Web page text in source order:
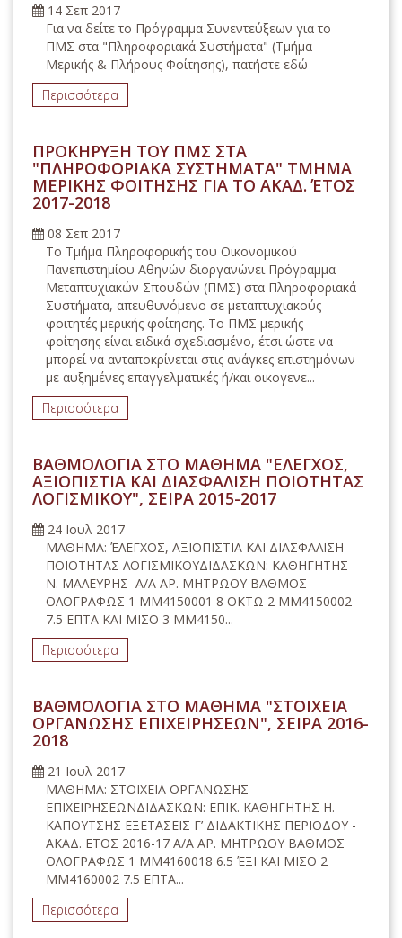
14 Σεπ 2017
Για να δείτε το Πρόγραμμα Συνεντεύξεων για το
ΠΜΣ στα "Πληροφοριακά Συστήματα" (Τμήμα
Μερικής & Πλήρους Φοίτησης), πατήστε εδώ
Περισσότερα
ΠΡΟΚΗΡΥΞΗ ΤΟΥ ΠΜΣ ΣΤΑ
"ΠΛΗΡΟΦΟΡΙΑΚΑ ΣΥΣΤΗΜΑΤΑ" ΤΜΗΜΑ
ΜΕΡΙΚΗΣ ΦΟΙΤΗΣΗΣ ΓΙΑ ΤΟ ΑΚΑΔ. ΈΤΟΣ
2017-2018
08 Σεπ 2017
Το Τμήμα Πληροφορικής του Οικονομικού
Πανεπιστημίου Αθηνών διοργανώνει Πρόγραμμα
Μεταπτυχιακών Σπουδών (ΠΜΣ) στα Πληροφοριακά
Συστήματα, απευθυνόμενο σε μεταπτυχιακούς
φοιτητές μερικής φοίτησης. Το ΠΜΣ μερικής
φοίτησης είναι ειδικά σχεδιασμένο, έτσι ώστε να
μπορεί να ανταποκρίνεται στις ανάγκες επιστημόνων
με αυξημένες επαγγελματικές ή/και οικογενε...
Περισσότερα
ΒΑΘΜΟΛΟΓΙΑ ΣΤΟ ΜΑΘΗΜΑ "ΕΛΕΓΧΟΣ,
ΑΞΙΟΠΙΣΤΙΑ ΚΑΙ ΔΙΑΣΦΑΛΙΣΗ ΠΟΙΟΤΗΤΑΣ
ΛΟΓΙΣΜΙΚΟΥ", ΣΕΙΡΑ 2015-2017
24 Ιουλ 2017
ΜΑΘΗΜΑ: ΈΛΕΓΧΟΣ, ΑΞΙΟΠΙΣΤΙΑ ΚΑΙ ΔΙΑΣΦΑΛΙΣΗ
ΠΟΙΟΤΗΤΑΣ ΛΟΓΙΣΜΙΚΟΥΔΙΔΑΣΚΩΝ: ΚΑΘΗΓΗΤΗΣ
Ν. ΜΑΛΕΥΡΗΣ Α/Α ΑΡ. ΜΗΤΡΩΟΥ ΒΑΘΜΟΣ
ΟΛΟΓΡΑΦΩΣ 1 ΜΜ4150001 8 ΟΚΤΩ 2 ΜΜ4150002
7.5 ΕΠΤΑ ΚΑΙ ΜΙΣΟ 3 ΜΜ4150...
Περισσότερα
ΒΑΘΜΟΛΟΓΙΑ ΣΤΟ ΜΑΘΗΜΑ "ΣΤΟΙΧΕΙΑ
ΟΡΓΑΝΩΣΗΣ ΕΠΙΧΕΙΡΗΣΕΩΝ", ΣΕΙΡΑ 2016-
2018
21 Ιουλ 2017
ΜΑΘΗΜΑ: ΣΤΟΙΧΕΙΑ ΟΡΓΑΝΩΣΗΣ
ΕΠΙΧΕΙΡΗΣΕΩΝΔΙΔΑΣΚΩΝ: ΕΠΙΚ. ΚΑΘΗΓΗΤΗΣ Η.
ΚΑΠΟΥΤΣΗΣ ΕΞΕΤΑΣΕΙΣ Γ’ ΔΙΔΑΚΤΙΚΗΣ ΠΕΡΙΟΔΟΥ -
ΑΚΑΔ. ΕΤΟΣ 2016-17 Α/Α ΑΡ. ΜΗΤΡΩΟΥ ΒΑΘΜΟΣ
ΟΛΟΓΡΑΦΩΣ 1 ΜΜ4160018 6.5 ΈΞΙ ΚΑΙ ΜΙΣΟ 2
ΜΜ4160002 7.5 ΕΠΤΑ...
Περισσότερα